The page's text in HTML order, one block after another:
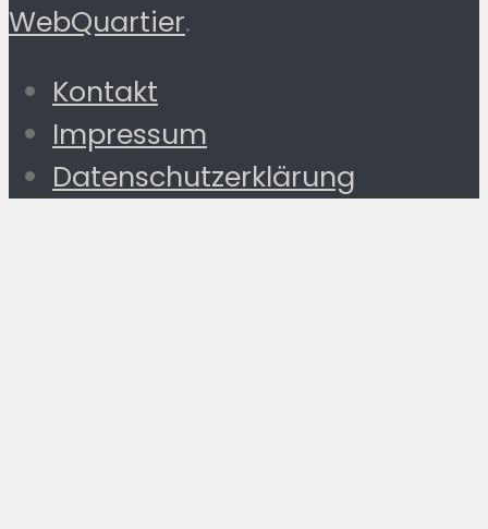
WebQuartier.
Kontakt
Impressum
Datenschutzerklärung